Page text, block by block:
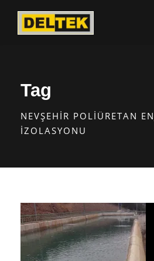
Tag
NEVŞEHIR POLIÜRETAN
İZOLASYONU